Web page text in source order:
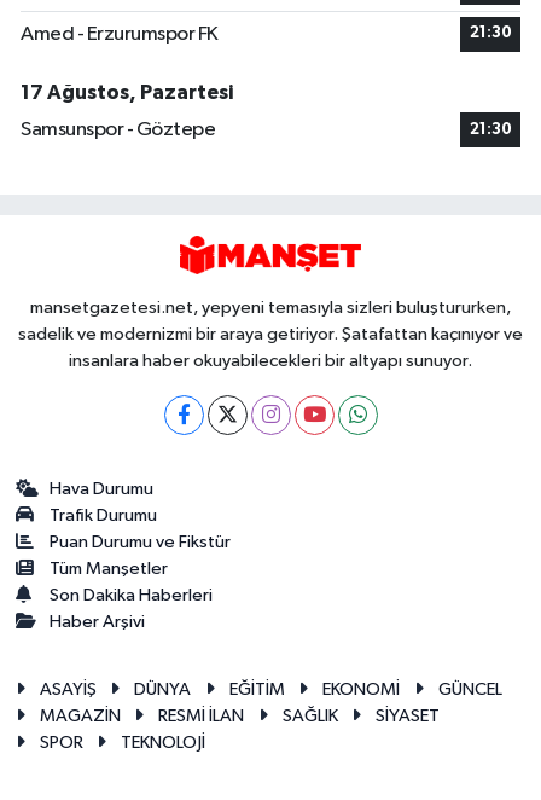
Amed - Erzurumspor FK 21:30
17 Ağustos, Pazartesi
Samsunspor - Göztepe
21:30
mansetgazetesi.net, yepyeni temasıyla sizleri buluştururken,
sadelik ve modernizmi bir araya getiriyor. Şatafattan kaçınıyor ve
insanlara haber okuyabilecekleri bir altyapı sunuyor.
Hava Durumu
Trafik Durumu
Puan Durumu ve Fikstür
Tüm Manşetler
Son Dakika Haberleri
Haber Arşivi
ASAYİŞ DÜNYA EĞİTİM EKONOMİ
GÜNCEL
MAGAZİN
RESMİ İLAN SAĞLIK
SİYASET
SPOR
TEKNOLOJİ